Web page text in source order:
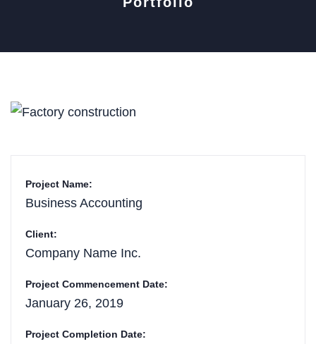
Project Name:
Business Accounting
Client:
Company Name Inc.
Project Commencement Date:
January 26, 2019
Project Completion Date: